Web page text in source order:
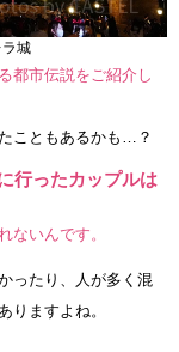
城
都市伝説をご紹介し
こともあるかも…？
行ったカップルは
ないんです。
ったり、人が多く混
りますよね。